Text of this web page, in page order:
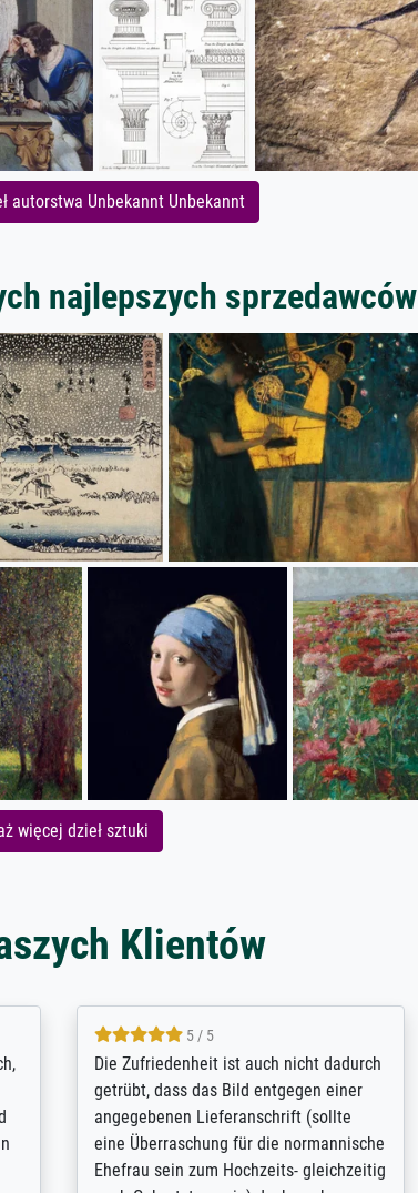
autorstwa Unbekannt Unbekannt
najlepszych sprzedawców
więcej dzieł sztuki
Klientów
4.8 / 5
Hervorragende Qualität. Man kann sich
vieles anpassen lassen, wie z.B.:
Randentfernung, Farbe, Helligkeit,
Kontrast und Weiteres. Sehr freundliche
Kontaktperson per Mail. Das Bild (ein